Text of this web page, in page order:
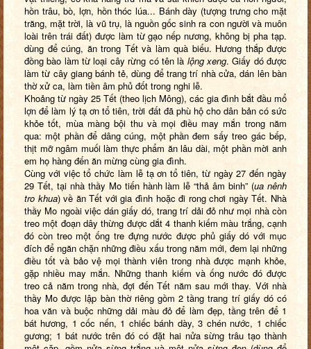
hồn trâu, bò, lợn, hồn thóc lúa... Bánh dày (tượng trưng cho mặt
trăng, mặt trời, là vũ trụ, là nguồn gốc sinh ra con người và muôn
loài trên trái đất) được làm từ gạo nếp nương, không bị pha tạp.
dùng để cúng, ăn trong Tết và làm quà biếu. Hương thắp được
đồng bào làm từ loại cây rừng có tên là lộng xeng. Giấy dó được
làm từ cây giang bánh tẻ, dùng để trang trí nhà cửa, dán lên bàn
thờ xử ca, làm tiền âm phủ đốt trong nghi lễ.
Khoảng từ ngày 25 Tết (theo lịch Mông), các gia đình bắt đầu mổ
lợn để làm lý tạ ơn tổ tiên, trời đất đã phù hộ cho dân bản có sức
khỏe tốt, mùa màng bội thu và mọi điều may mắn trong năm
qua: một phần để dâng cúng, một phần đem sấy treo gác bếp,
thịt mỡ ngâm muối làm thực phẩm ăn lâu dài, một phần mời anh
em họ hàng đến ăn mừng cùng gia đình.
Cùng với việc tổ chức làm lễ tạ ơn tổ tiên, từ ngày 27 đến ngày
29 Tết, tại nhà thầy Mo tiến hành làm lễ “thả âm binh” (ua nênh
tro khua) về ăn Tết với gia đình hoặc đi rong chơi ngày Tết. Nhà
thầy Mo ngoài việc dán giấy dó, trang trí dải đỏ như mọi nhà còn
treo một đoạn dây thừng được dắt 4 thanh kiếm màu trắng, cạnh
đó còn treo một ống tre đựng nước được phủ giấy dó với mục
đích để ngăn chặn những điều xấu trong năm mới, đem lại những
điều tốt và bảo vệ mọi thành viên trong nhà được mạnh khỏe,
gặp nhiều may mắn. Những thanh kiếm và ống nước đó được
treo cả năm trong nhà, đợi đến Tết năm sau mới thay. Với nhà
thầy Mo được lập bàn thờ riêng gồm 2 tầng trang trí giấy dó có
hoa văn và buộc những dải màu đỏ để làm đẹp, tầng trên để 1
bát hương, 1 cốc nến, 1 chiếc bánh dày, 3 chén nước, 1 chiếc
gương; 1 bát nước trên đó có đặt hai nửa sừng trâu tạo thành